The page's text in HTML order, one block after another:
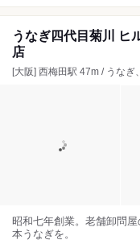
うなぎ四代目菊川 ヒ
店
[大阪] 西梅田駅 47m / うなぎ
昭和七年創業。老舗卸問
本うなぎを。